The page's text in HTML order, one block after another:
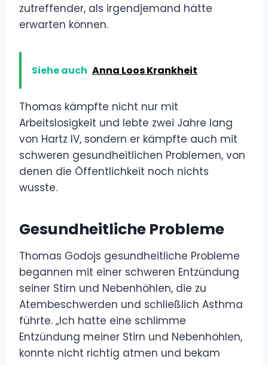
zutreffender, als irgendjemand hätte
erwarten können.
Siehe auch Anna Loos Krankheit
Thomas kämpfte nicht nur mit
Arbeitslosigkeit und lebte zwei Jahre lang
von Hartz IV, sondern er kämpfte auch mit
schweren gesundheitlichen Problemen, von
denen die Öffentlichkeit noch nichts
wusste.
Gesundheitliche Probleme
Thomas Godojs gesundheitliche Probleme
begannen mit einer schweren Entzündung
seiner Stirn und Nebenhöhlen, die zu
Atembeschwerden und schließlich Asthma
führte. „Ich hatte eine schlimme
Entzündung meiner Stirn und Nebenhöhlen,
konnte nicht richtig atmen und bekam